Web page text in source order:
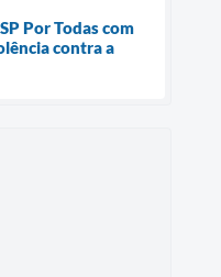
Por Todas com
contra a